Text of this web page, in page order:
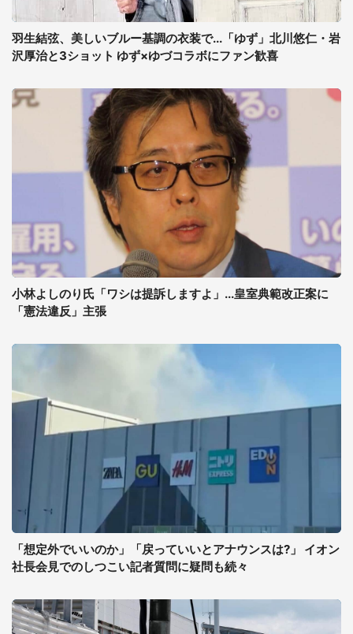
羽生結弦、美しいブルー基調の衣装で...「ゆず」北川悠仁・岩
沢厚治と3ショット ゆず×ゆづコラボにファン歓喜
小林よしのり氏「ワシは提訴しますよ」...皇室典範改正案に
「憲法違反」主張
「想定外でいいのか」「戻っていいとアナウンスは?」 イオン
社長会見でのしつこい記者質問に疑問も続々